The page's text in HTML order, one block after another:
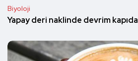
Biyoloji
Yapay deri naklinde devrim kapıda